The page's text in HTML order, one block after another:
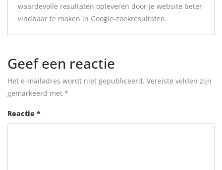
waardevolle resultaten opleveren door je website beter
vindbaar te maken in Google-zoekresultaten.
Geef een reactie
Het e-mailadres wordt niet gepubliceerd. Vereiste velden zijn
gemarkeerd met *
Reactie *